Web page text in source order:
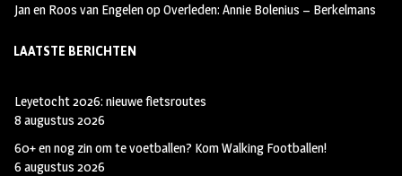
Jan en Roos van EngelenopOverleden: Annie Bolenius – Berkelmans
LAATSTE BERICHTEN
Leyetocht 2026: nieuwe fietsroutes
8 augustus 2026
60+ en nog zin om te voetballen? Kom Walking Footballen!
6 augustus 2026